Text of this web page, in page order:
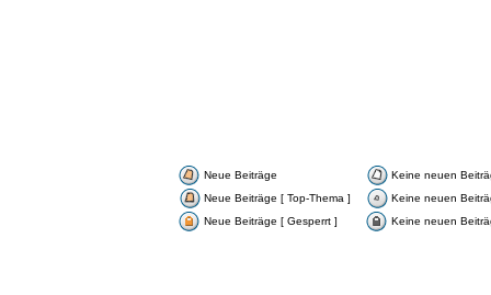
Neue Beiträge
Keine neuen
Neue Beiträge [ Top-Thema ]
Keine neuen
Neue Beiträge [ Gesperrt ]
Keine neuen